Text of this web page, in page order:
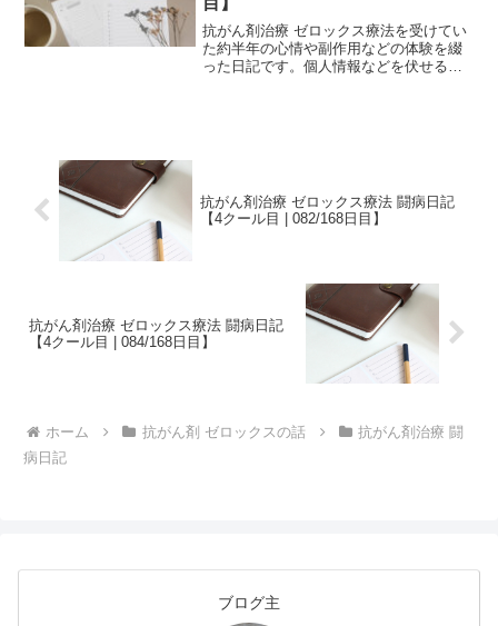
抗がん剤治療 ゼロックス療法を受けてい
た約半年の心情や副作用などの体験を綴
った日記です。個人情報などを伏せるた
抗がん剤治療 ゼロックス療法 闘病日記
【4クール目 | 082/168日目】
抗がん剤治療 ゼロックス療法 闘病日記
【4クール目 | 084/168日目】
ホーム 抗がん剤 ゼロックスの話
抗がん剤治療 闘
病日記
ブログ主